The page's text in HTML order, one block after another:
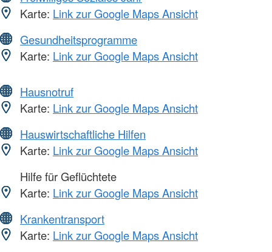
Karte: Link zur Google Maps Ansicht
Gesundheitsprogramme
Karte: Link zur Google Maps Ansicht
Hausnotruf
Karte: Link zur Google Maps Ansicht
Hauswirtschaftliche Hilfen
Karte: Link zur Google Maps Ansicht
Hilfe für Geflüchtete
Karte: Link zur Google Maps Ansicht
Krankentransport
Karte: Link zur Google Maps Ansicht